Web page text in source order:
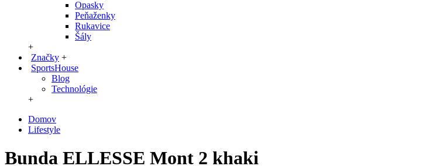
Opasky
Peňaženky
Rukavice
Šály
+
Značky +
SportsHouse
Blog
Technológie
+
Domov
Lifestyle
Bunda ELLESSE Mont 2 khaki